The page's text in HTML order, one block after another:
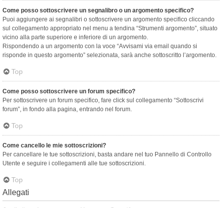
Come posso sottoscrivere un segnalibro o un argomento specifico?
Puoi aggiungere ai segnalibri o sottoscrivere un argomento specifico cliccando
sul collegamento appropriato nel menu a tendina “Strumenti argomento”, situato
vicino alla parte superiore e inferiore di un argomento.
Rispondendo a un argomento con la voce “Avvisami via email quando si
risponde in questo argomento” selezionata, sarà anche sottoscritto l’argomento.
Top
Come posso sottoscrivere un forum specifico?
Per sottoscrivere un forum specifico, fare click sul collegamento “Sottoscrivi
forum”, in fondo alla pagina, entrando nel forum.
Top
Come cancello le mie sottoscrizioni?
Per cancellare le tue sottoscrizioni, basta andare nel tuo Pannello di Controllo
Utente e seguire i collegamenti alle tue sottoscrizioni.
Top
Allegati